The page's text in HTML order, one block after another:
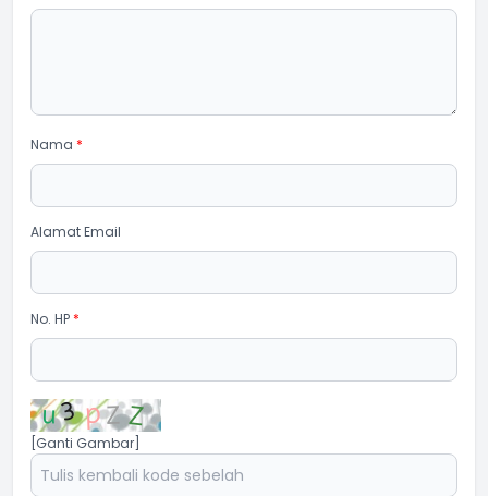
Nama *
Alamat Email
No. HP *
[Ganti Gambar]